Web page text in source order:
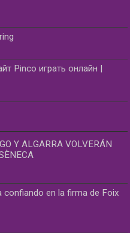
Pinco играть онлайн |
Y ALGARRA VOLVERÁN
confiando en la firma de Foix